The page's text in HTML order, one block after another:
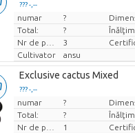
??? -,--
Pret per bucata
numar ?
Total:
?
3
Cultivator
ansu
Exclusive cactus Mixed
??? -,--
Pret per bucata
numar ?
Total:
?
1